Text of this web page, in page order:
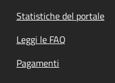
Statistiche del portale
Leggi le FAQ
Pagamenti